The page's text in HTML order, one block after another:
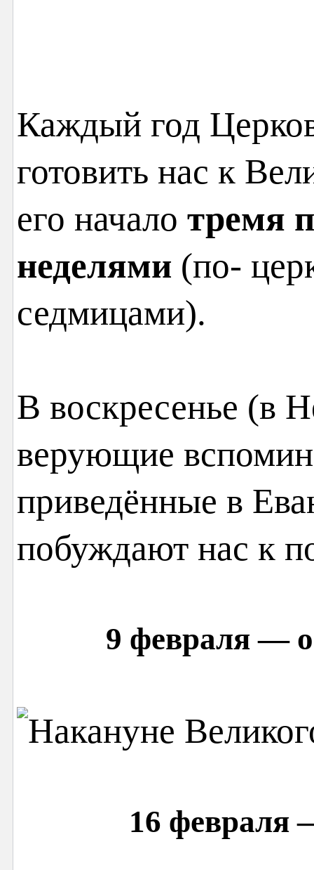
Каждый год
готовить нас к
его начало тремя
неделями (по-
седмицами).
В воскресенье (в
верующие
приведённые в
побуждают нас к
9 февраля —
16 февраля